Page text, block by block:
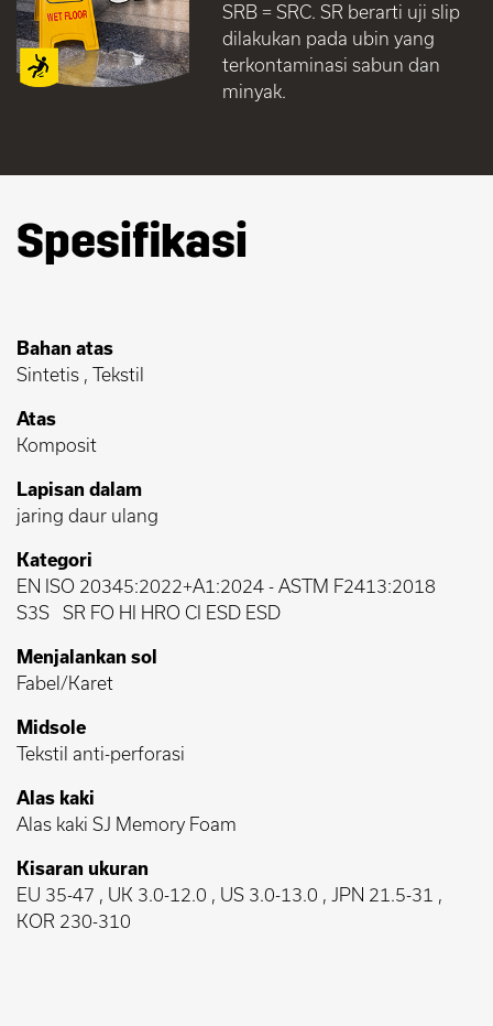
SRB = SRC. SR berarti uji slip
dilakukan pada ubin yang
terkontaminasi sabun dan
minyak.
Spesifikasi
Bahan atas
Sintetis , Tekstil
Atas
Komposit
Lapisan dalam
jaring daur ulang
Kategori
EN ISO 20345:2022+A1:2024 - ASTM F2413:2018
S3S
SR FO HI HRO CI ESD ESD
Menjalankan sol
Fabel/Karet
Midsole
Tekstil anti-perforasi
Alas kaki
Alas kaki SJ Memory Foam
Kisaran ukuran
EU 35-47 , UK 3.0-12.0 , US 3.0-13.0 , JPN 21.5-31 ,
KOR 230-310